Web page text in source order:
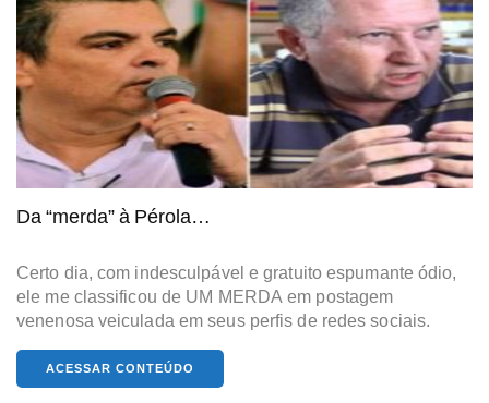
Da “merda” à Pérola…
Certo dia, com indesculpável e gratuito espumante ódio,
ele me classificou de UM MERDA em postagem
venenosa veiculada em seus perfis de redes sociais.
ACESSAR CONTEÚDO